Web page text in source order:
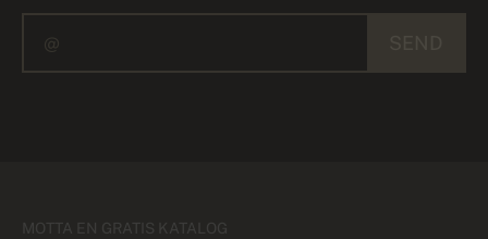
MOTTA EN GRATIS KATALOG